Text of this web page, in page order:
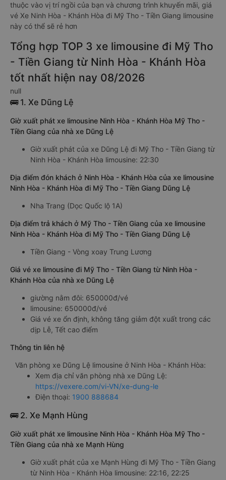
thuộc vào vị trí ngồi của bạn và chương trình khuyến mãi, giá
vé Xe Ninh Hòa - Khánh Hòa đi Mỹ Tho - Tiền Giang limousine
này có thể sẽ rẻ hơn
Tổng hợp TOP 3 xe limousine đi Mỹ Tho
- Tiền Giang từ Ninh Hòa - Khánh Hòa
tốt nhất hiện nay 08/2026
null
🚌 1. Xe Dũng Lệ
Giờ xuất phát xe limousine Ninh Hòa - Khánh Hòa Mỹ Tho -
Tiền Giang của nhà xe Dũng Lệ
Giờ xuất phát của xe Dũng Lệ đi Mỹ Tho - Tiền Giang từ
Ninh Hòa - Khánh Hòa limousine: 22:30
Địa điểm đón khách ở Ninh Hòa - Khánh Hòa của xe limousine
Ninh Hòa - Khánh Hòa đi Mỹ Tho - Tiền Giang Dũng Lệ
Nha Trang (Dọc Quốc lộ 1A)
Địa điểm trả khách ở Mỹ Tho - Tiền Giang của xe limousine
Ninh Hòa - Khánh Hòa đi Mỹ Tho - Tiền Giang Dũng Lệ
Tiền Giang - Vòng xoay Trung Lương
Giá vé xe limousine đi Mỹ Tho - Tiền Giang từ Ninh Hòa -
Khánh Hòa của nhà xe Dũng Lệ
giường nằm đôi: 650000đ/vé
limousine: 650000đ/vé
Giá vé xe ổn định, không tăng giảm đột xuất trong các
dịp Lễ, Tết cao điểm
Thông tin liên hệ
Văn phòng xe Dũng Lệ limousine ở Ninh Hòa - Khánh Hòa:
Xem địa chỉ văn phòng nhà xe Dũng Lệ:
https://vexere.com/vi-VN/xe-dung-le
Điện thoại: 1900 888684
🚌 2. Xe Mạnh Hùng
Giờ xuất phát xe limousine Ninh Hòa - Khánh Hòa Mỹ Tho -
Tiền Giang của nhà xe Mạnh Hùng
Giờ xuất phát của xe Mạnh Hùng đi Mỹ Tho - Tiền Giang
từ Ninh Hòa - Khánh Hòa limousine: 22:16, 22:25